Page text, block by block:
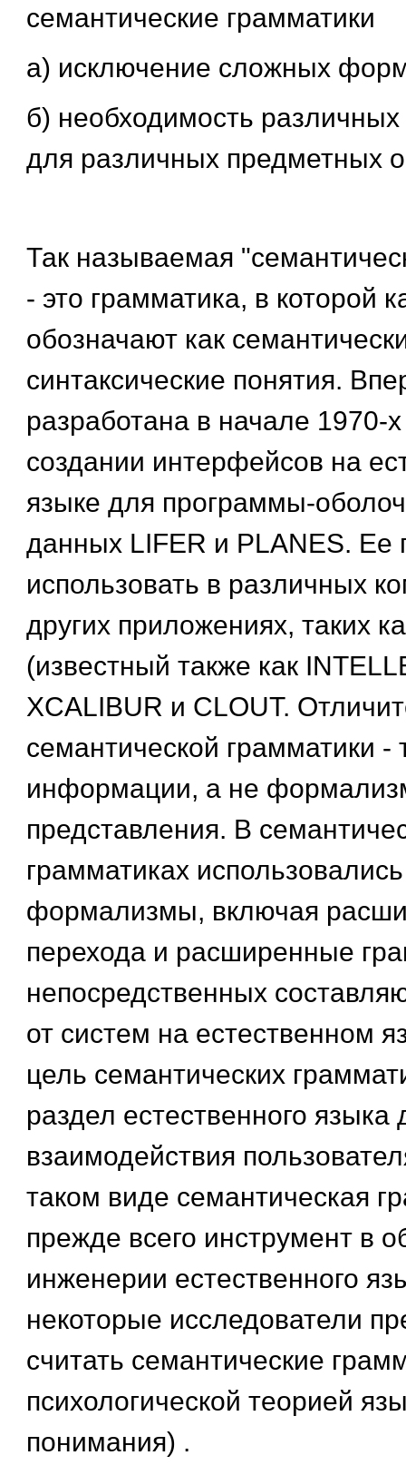
семантические грамматики
а) исключение сложных
б) необходимость различных
для различных предметных
Так называемая
- это грамматика, в которой
обозначают как
синтаксические понятия.
разработана в начале 1970-
создании интерфейсов на
языке для программы-
данных LIFER и PLANES. Ее
использовать в различных
других приложениях, таких
(известный также как
XCALIBUR и CLOUT.
семантической грамматики -
информации, а не
представления. В
грамматиках
формализмы, включая
перехода и расширенные
непосредственных
от систем на естественном
цель семантических
раздел естественного языка
взаимодействия
таком виде семантическая
прежде всего инструмент в
инженерии естественного
некоторые исследователи
считать семантические
психологической теорией
понимания) .